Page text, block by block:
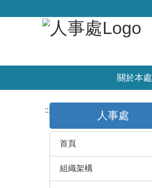
關於本處
::: 人事處
首頁
組織架構